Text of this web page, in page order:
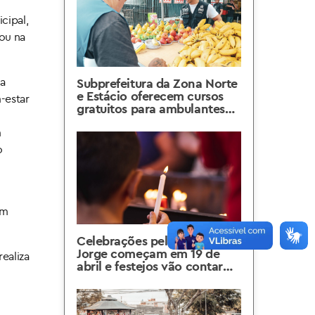
na
estar
Subprefeitura da Zona Norte
e Estácio oferecem cursos
gratuitos para ambulantes
Celebrações pelo dia de São
Jorge começam em 19 de
abril e festejos vão contar